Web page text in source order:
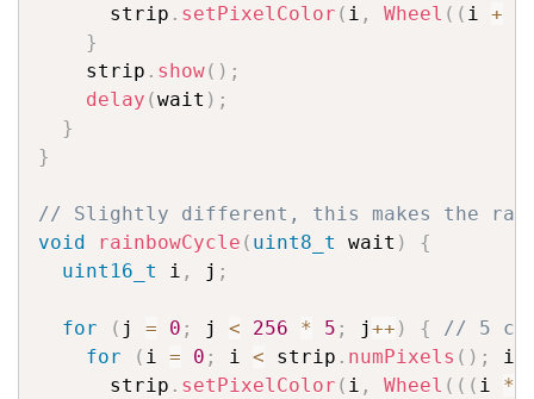
      strip
. setPixelColor ( i , Wheel ( ( i +
}
    strip
. show( ) ;
delay (wait ) ;
}
}
// Slightly different, this makes the
void
rainbowCycle ( uint8_t wait )
{
uint16_t
i , j ;
for ( j = 0 ; j < 256 * 5 ; j++ ) {
// 5
for
( i = 0 ; i < strip . numPixels ( ) ; i
      strip
. setPixelColor ( i , Wheel ( ( ( i *